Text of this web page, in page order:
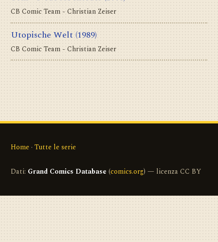
CB Comic Team - Christian Zeiser
Utopische Welt (1989)
CB Comic Team - Christian Zeiser
Home · Tutte le serie
Dati: Grand Comics Database (comics.org) — licenza CC BY